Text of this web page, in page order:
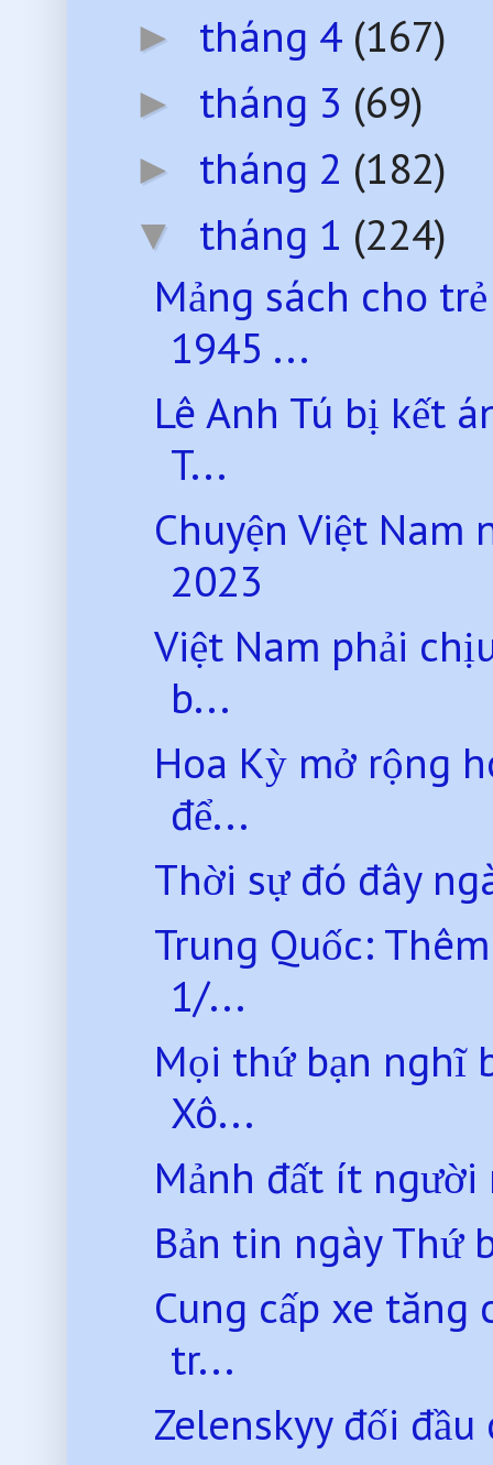
► tháng 4 (167)
► tháng 3 (69)
► tháng 2 (182)
▼ tháng 1 (224)
Mảng sách cho
1945 ...
Lê Anh Tú bị kết
T...
Chuyện Việt Nam
2023
Việt Nam phải
b...
Hoa Kỳ mở rộng
để...
Thời sự đó đây
Trung Quốc:
1/...
Mọi thứ bạn nghĩ
Xô...
Mảnh đất ít người
Bản tin ngày Thứ
Cung cấp xe tăng
tr...
Zelenskyy đối